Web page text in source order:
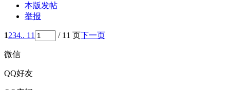
本版发帖
举报
1234.. 11 / 11 页下一页
微信
QQ好友